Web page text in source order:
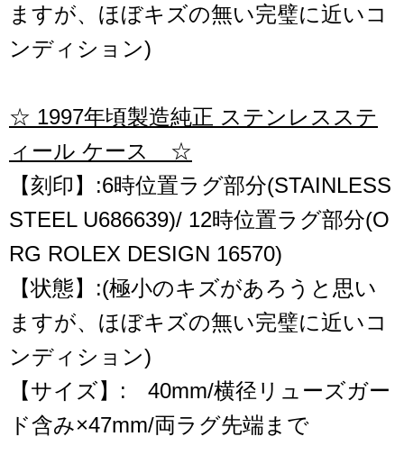
ますが、ほぼキズの無い完璧に近いコ
ンディション)
☆ 1997年頃製造純正 ステンレスステ
ィール ケース ☆
【刻印】:6時位置ラグ部分(STAINLESS
STEEL U686639)/ 12時位置ラグ部分(O
RG ROLEX DESIGN 16570)
【状態】:(極小のキズがあろうと思い
ますが、ほぼキズの無い完璧に近いコ
ンディション)
【サイズ】: 40mm/横径リューズガー
ド含み×47mm/両ラグ先端まで